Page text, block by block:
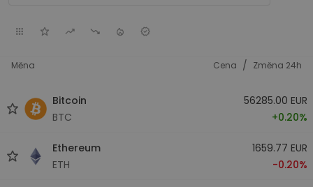
Měna Cena / Změna 24h
Bitcoin
BTC
56285.00 EUR
+0.20%
Ethereum
ETH
1659.77 EUR
-0.20%